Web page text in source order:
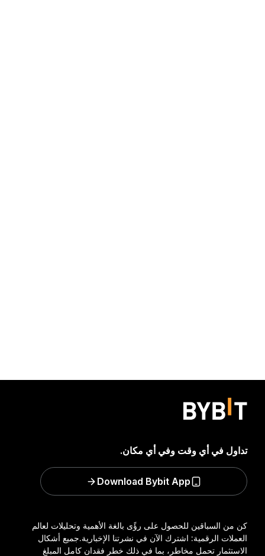
كن من السباقين للحصول على رؤًى بالغة الأهمية وتحليلات لعالم
العملات الرقمية: اشترك الآن في نشرتنا الإخبارية.جميع أشكال
الاستثمار تحمل مخاطر، بما في ذلك خطر فقدان كامل المبلغ
تداول في أي وقت وفي أي مكان.
Download Bybit App